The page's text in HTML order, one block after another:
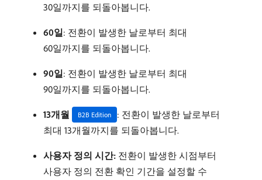
30일까지를 되돌아봅니다.
60일: 전환이 발생한 날로부터 최대
60일까지를 되돌아봅니다.
90일: 전환이 발생한 날로부터 최대
90일까지를 되돌아봅니다.
13개월 B2B Edition
: 전환이 발생한 날로부터
최대 13개월까지를 되돌아봅니다.
사용자 정의 시간: 전환이 발생한 시점부터
사용자 정의 전환 확인 기간을 설정할 수